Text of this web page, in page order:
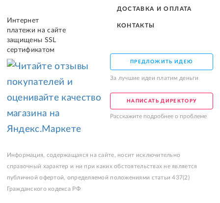
Интернет
платежи на сайте
защищены SSL
сертификатом
ДОСТАВКА И ОПЛАТА
КОНТАКТЫ
ПРЕДЛОЖИТЬ ИДЕЮ
За лучшие идеи платим деньги
НАПИСАТЬ ДИРЕКТОРУ
Расскажите подробнее о проблеме
Информация, содержащаяся на сайте, носит исключительно
справочный характер и ни при каких обстоятельствах не является
публичной офертой, определяемой положениями статьи 437(2)
Гражданского кодекса РФ